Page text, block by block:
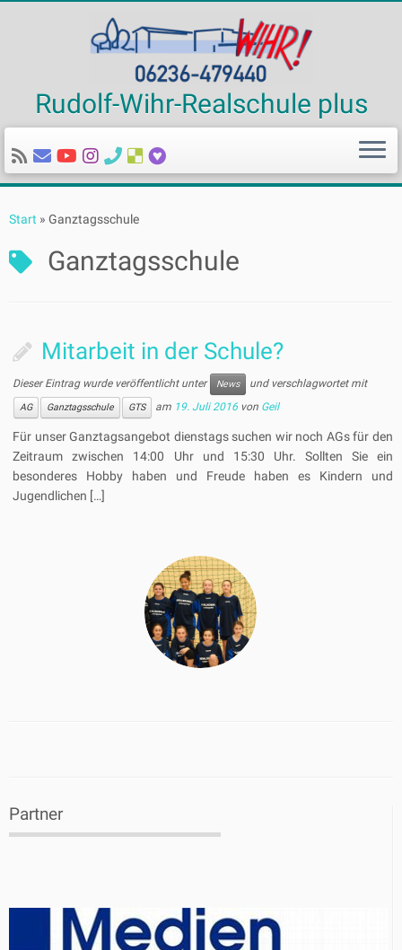
Inhalt
Rudolf-Wihr-Realschule plus
Start » Ganztagsschule
Ganztagsschule
Mitarbeit in der Schule?
Dieser Eintrag wurde veröffentlicht unter News und verschlagwortet mit
AG Ganztagsschule GTS am 19. Juli 2016 von Geil
Für unser Ganztagsangebot dienstags suchen wir noch AGs für den
Zeitraum zwischen 14:00 Uhr und 15:30 Uhr. Sollten Sie ein
besonderes Hobby haben und Freude haben es Kindern und
Jugendlichen […]
Partner